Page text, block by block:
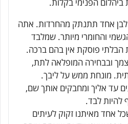
ביהלום הפנימי בקלות.
אחד תתנתק מהחרדות. אתה
והחומרי מיותר. שמלבד
הבלתי פוסקת אין בהם ברכה.
ובבחירה המופלאה לתת,
מונחת ממש על ליבך.
עד אליך ומחבקים אותך שם,
לבד.
אחד מאיתנו זקוק לעיתים